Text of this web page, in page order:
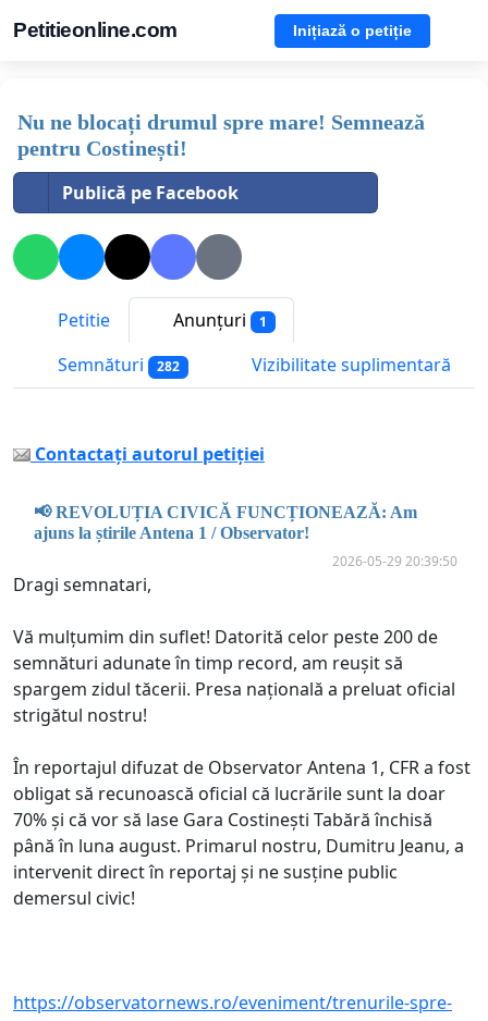
Petitieonline.com Inițiază o petiție
Nu ne blocați drumul spre mare! Semnează
pentru Costinești!
Publică pe Facebook
Petitie Anunțuri 1
Semnături 282 Vizibilitate suplimentară
Contactați autorul petiției
📢 REVOLUȚIA CIVICĂ FUNCȚIONEAZĂ: Am
ajuns la știrile Antena 1 / Observator!
2026-05-29 20:39:50
Dragi semnatari,
Vă mulțumim din suflet! Datorită celor peste 200 de
semnături adunate în timp record, am reușit să
spargem zidul tăcerii. Presa națională a preluat oficial
strigătul nostru!
În reportajul difuzat de Observator Antena 1, CFR a fost
obligat să recunoască oficial că lucrările sunt la doar
70% și că vor să lase Gara Costinești Tabără închisă
până în luna august. Primarul nostru, Dumitru Jeanu, a
intervenit direct în reportaj și ne susține public
demersul civic!
https://observatornews.ro/eveniment/trenurile-spre-